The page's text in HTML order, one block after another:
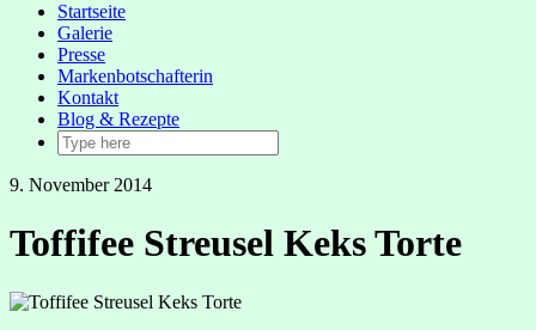
Startseite
Galerie
Presse
Markenbotschafterin
Kontakt
Blog & Rezepte
9. November 2014
Toffifee Streusel Keks Torte